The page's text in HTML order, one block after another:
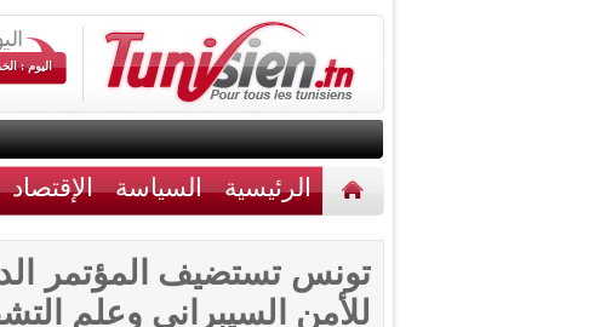
اليوم : الخميس
الرئيسية السياسة الإقتصاد
للأمن السيبراني وعلم